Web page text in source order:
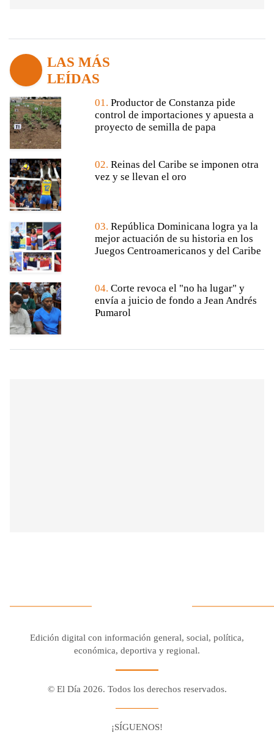
LAS MÁS
LEÍDAS
01. Productor de Constanza pide
control de importaciones y apuesta a
proyecto de semilla de papa
02. Reinas del Caribe se imponen otra
vez y se llevan el oro
03. República Dominicana logra ya la
mejor actuación de su historia en los
Juegos Centroamericanos y del Caribe
04. Corte revoca el "no ha lugar" y
envía a juicio de fondo a Jean Andrés
Pumarol
Edición digital con información general, social, política,
económica, deportiva y regional.
© El Día 2026. Todos los derechos reservados.
¡SÍGUENOS!